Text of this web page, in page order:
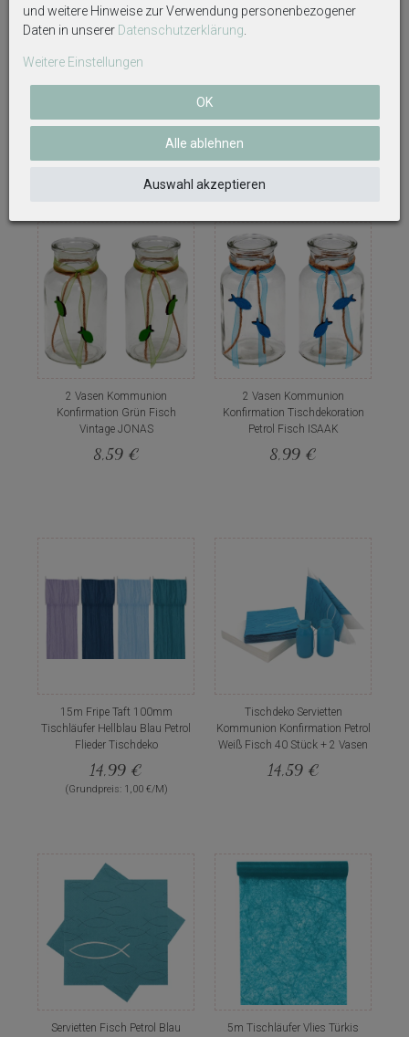
2 Vasen Kommunion
Konfirmation Grün Fisch
Vintage JONAS
8,59 €
2 Vasen Kommunion
Konfirmation Tischdekoration
Petrol Fisch ISAAK
8,99 €
15m Fripe Taft 100mm
Tischläufer Hellblau Blau Petrol
Flieder Tischdeko
14,99 €
(Grundpreis: 1,00 €/M)
Tischdeko Servietten
Kommunion Konfirmation Petrol
Weiß Fisch 40 Stück + 2 Vasen
14,59 €
Servietten Fisch Petrol Blau
5m Tischläufer Vlies Türkis
und weitere Hinweise zur Verwendung personenbezogener
Daten in unserer Daten­schutz­erklärung
Weitere Einstellungen
OK
Alle ablehnen
Auswahl akzeptieren